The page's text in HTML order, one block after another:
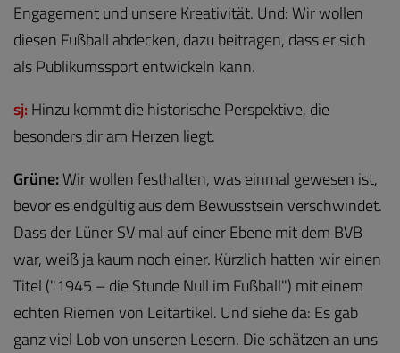
Engagement und unsere Kreativität. Und: Wir wollen
diesen Fußball abdecken, dazu beitragen, dass er sich
als Publikumssport entwickeln kann.
sj:Hinzu kommt die historische Perspektive, die
besonders dir am Herzen liegt.
Grüne:Wir wollen festhalten, was einmal gewesen ist,
bevor es endgültig aus dem Bewusstsein verschwindet.
Dass der Lüner SV mal auf einer Ebene mit dem BVB
war, weiß ja kaum noch einer. Kürzlich hatten wir einen
Titel ("1945 – die Stunde Null im Fußball") mit einem
echten Riemen von Leitartikel. Und siehe da: Es gab
ganz viel Lob von unseren Lesern. Die schätzen an uns